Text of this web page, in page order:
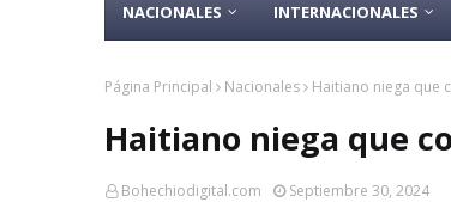
NACIONALES INTERNACIONALES
Página Principal Nacionales Haitiano niega que
Haitiano niega que
Bohechiodigital.com Septiembre 30, 2024